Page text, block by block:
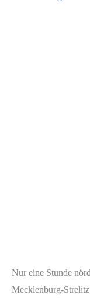
Nur eine Stunde
Mecklenburg-